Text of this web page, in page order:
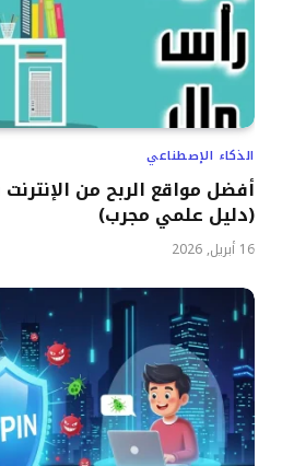
الذكاء الإصطناعي
(دليل علمي مجرب)
16 أبريل, 2026